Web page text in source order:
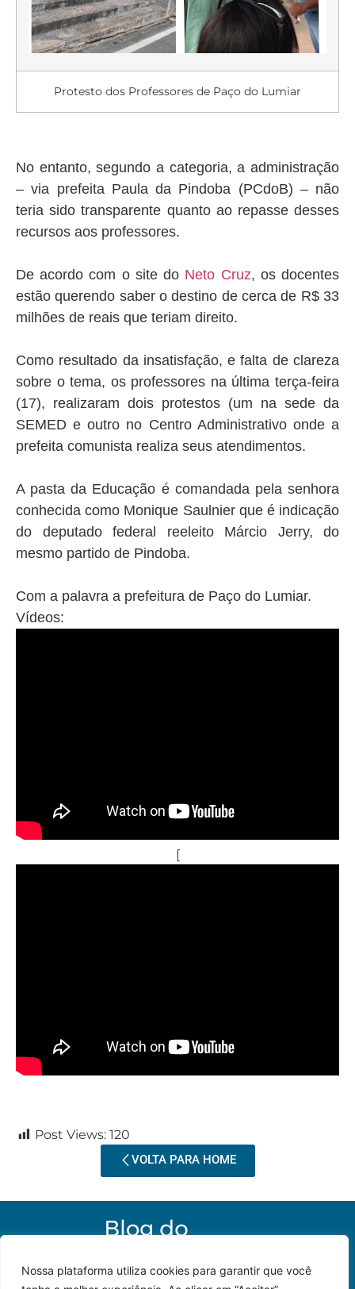
Nossa plataforma utiliza cookies para garantir que você
Protesto dos Professores de Paço do Lumiar
No entanto, segundo a categoria, a administração
– via prefeita Paula da Pindoba (PCdoB) – não
teria sido transparente quanto ao repasse desses
recursos aos professores.
De acordo com o site do Neto Cruz, os docentes
estão querendo saber o destino de cerca de R$ 33
milhões de reais que teriam direito.
Como resultado da insatisfação, e falta de clareza
sobre o tema, os professores na última terça-feira
(17), realizaram dois protestos (um na sede da
SEMED e outro no Centro Administrativo onde a
prefeita comunista realiza seus atendimentos.
A pasta da Educação é comandada pela senhora
conhecida como Monique Saulnier que é indicação
do deputado federal reeleito Márcio Jerry, do
mesmo partido de Pindoba.
Com a palavra a prefeitura de Paço do Lumiar.
Vídeos:
[
Post Views: 120
VOLTA PARA HOME